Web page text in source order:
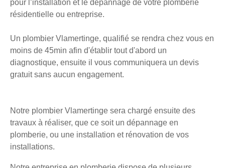
pour l’installation et le dépannage de votre plomberie
résidentielle ou entreprise.
Un plombier Vlamertinge, qualifié se rendra chez vous en
moins de 45min afin d'établir tout d'abord un
diagnostique, ensuite il vous communiquera un devis
gratuit sans aucun engagement.
Notre plombier Vlamertinge sera chargé ensuite des
travaux à réaliser, que ce soit un dépannage en
plomberie, ou une installation et rénovation de vos
installations.